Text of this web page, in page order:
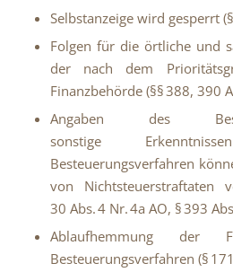
Selbstanzeige wird gesperrt
Folgen für die örtliche und
der nach dem
Finanzbehörde (§§ 388, 390
Angaben des
sonstige
Besteuerungsverfahren
von Nichtsteuerstraftaten
30 Abs. 4 Nr. 4a AO, § 393
Ablaufhemmung der
Besteuerungsverfahren (§